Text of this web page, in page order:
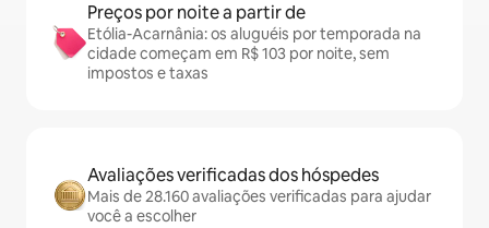
Preços por noite a partir de
Etólia-Acarnânia: os aluguéis por temporada na
cidade começam em R$ 103 por noite, sem
impostos e taxas
Avaliações verificadas dos hóspedes
Mais de 28.160 avaliações verificadas para ajudar
você a escolher